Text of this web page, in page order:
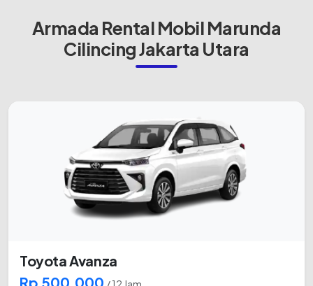
Armada Rental Mobil Marunda
Cilincing Jakarta Utara
Toyota Avanza
Rp 500.000